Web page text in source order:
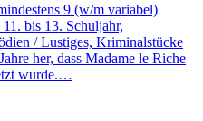
9 (w/m variabel)
11. bis 13. Schuljahr,
/ Lustiges, Kriminalstücke
her, dass Madame le Riche
wurde.…